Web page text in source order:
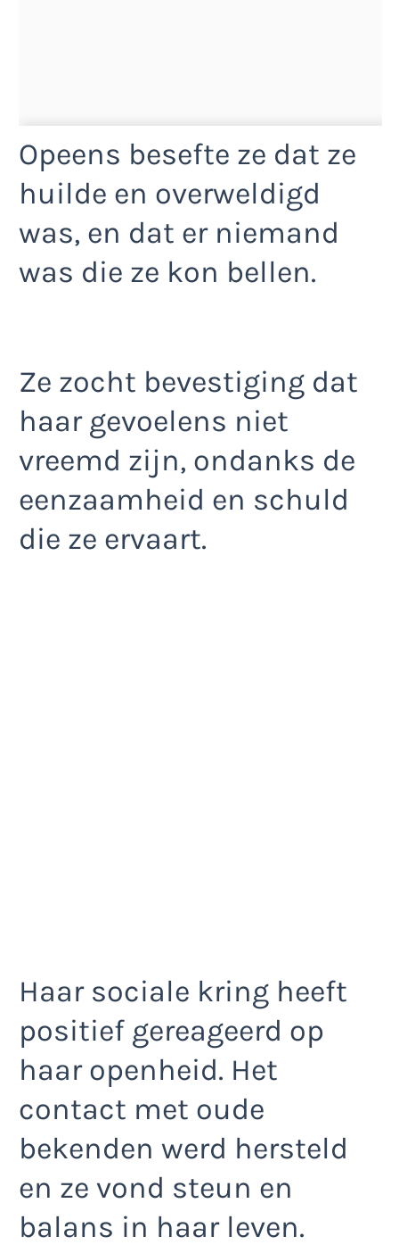
Opeens besefte ze dat ze
huilde en overweldigd
was, en dat er niemand
was die ze kon bellen.
Ze zocht bevestiging dat
haar gevoelens niet
vreemd zijn, ondanks de
eenzaamheid en schuld
die ze ervaart.
Haar sociale kring heeft
positief gereageerd op
haar openheid. Het
contact met oude
bekenden werd hersteld
en ze vond steun en
balans in haar leven.